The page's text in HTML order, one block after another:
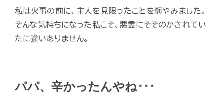
私は火事の前に、主人を見限ったことを悔やみました。
そんな気持ちになった私こそ、悪霊にそそのかされてい
たに違いありません。
パパ、辛かったんやね･･･